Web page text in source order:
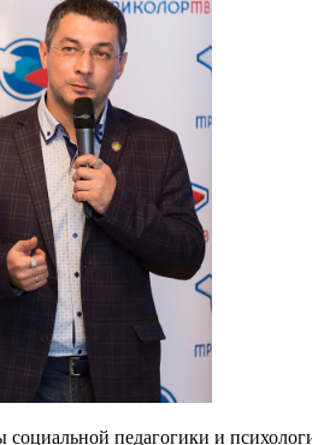
педагогики и